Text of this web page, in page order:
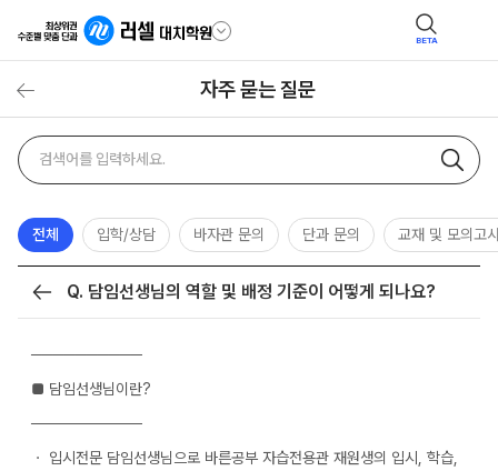
BETA
자주 묻는 질문
자주
묻는
검색
검색어
전체 입학/상담 바자관 문의 단과 문의 교재 및 모의고
목록 Q. 담임선생님의 역할 및 배정 기준이 어떻게 되나요?
──────────
■ 담임선생님이란?
──────────
ㆍ 입시전문 담임선생님으로 바른공부 자습전용관 재원생의 입시, 학습,